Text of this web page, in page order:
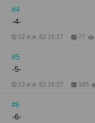
#4
-4-
12 ต.ค. 62 16:17 77
#5
-5-
13 ต.ค. 62 16:27 105
#6
-6-